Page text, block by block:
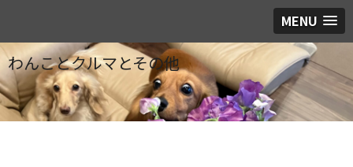
MENU
わんことクルマとその他